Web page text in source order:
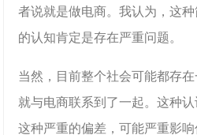
者说就是做电商。我认为，这
的认知肯定是存在严重问题。
当然，目前整个社会可能都存
就与电商联系到了一起。这种
这种严重的偏差，可能严重影